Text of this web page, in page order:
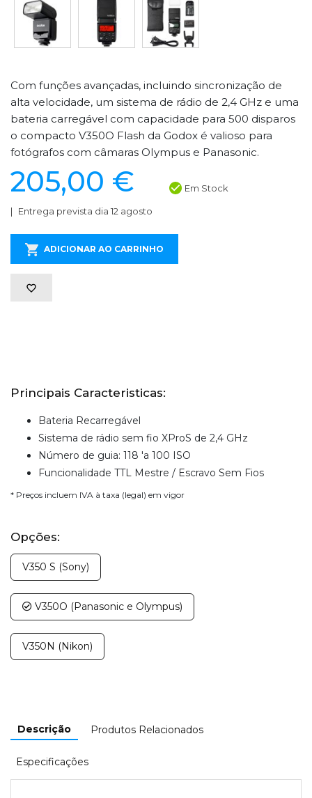
Com funções avançadas, incluindo sincronização de
alta velocidade, um sistema de rádio de 2,4 GHz e uma
bateria carregável com capacidade para 500 disparos
o compacto V350O Flash da Godox é valioso para
fotógrafos com câmaras OIympus e Panasonic.
205,00 € Em Stock
Entrega prevista dia 12 agosto
ADICIONAR AO CARRINHO
Principais Caracteristicas:
Bateria Recarregável
Sistema de rádio sem fio XProS de 2,4 GHz
Número de guia: 118 'a 100 ISO
Funcionalidade TTL Mestre / Escravo Sem Fios
* Preços incluem IVA à taxa (legal) em vigor
Opções:
V350 S (Sony)
V350O (Panasonic e Olympus)
V350N (Nikon)
Descrição Produtos Relacionados
Especificações